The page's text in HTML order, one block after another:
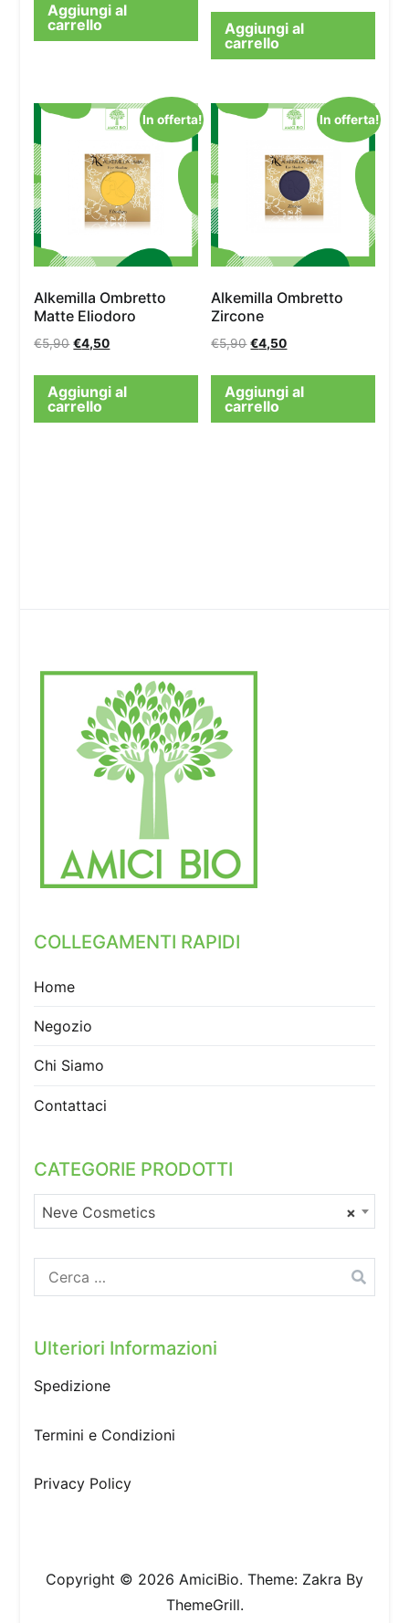
Aggiungi al
carrello
Aggiungi al
carrello
In offerta!
Alkemilla Ombretto
Matte Eliodoro
€5,90 €4,50
Aggiungi al
carrello
In offerta!
Alkemilla Ombretto
Zircone
€5,90 €4,50
Aggiungi al
carrello
COLLEGAMENTI RAPIDI
Home
Negozio
Chi Siamo
Contattaci
CATEGORIE PRODOTTI
×
Neve Cosmetics
Ricerca
per:
Ulteriori Informazioni
Spedizione
Termini e Condizioni
Privacy Policy
Copyright © 2026 AmiciBio. Theme: Zakra By
ThemeGrill.